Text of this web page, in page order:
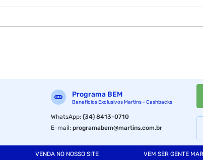
Programa BEM
Benefícios Exclusivos Martins - Cashbacks
WhatsApp:(34) 8413-0710
E-mail:programabem@martins.com.br
VENDA NO NOSSO SITE VEM SER GENTE